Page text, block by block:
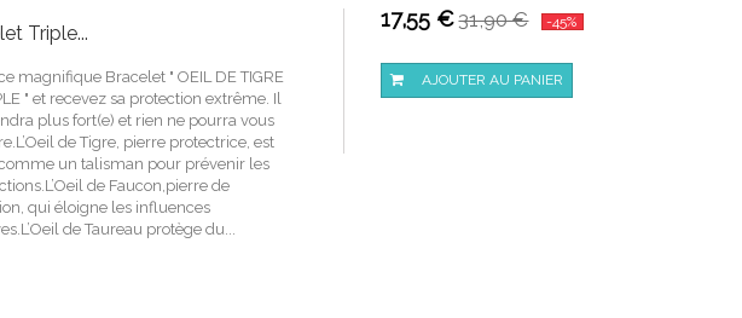
Triple...
magnifique Bracelet " OEIL DE TIGRE
" et recevez sa protection extrême. Il
plus fort(e) et rien ne pourra vous
de Tigre, pierre protectrice, est
un talisman pour prévenir les
de Faucon,pierre de
qui éloigne les influences
de Taureau protège du...
17,55 €31,90 € -45%
AJOUTER AU PANIER